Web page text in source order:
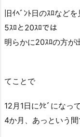
旧ｲﾍﾞﾝﾄ日のｽﾛなど
5ｽﾛと20ｽﾛでは
明らかに20ｽﾛの方が
てことで
12月1日にｸﾋﾞになっ
4か月、あっという間